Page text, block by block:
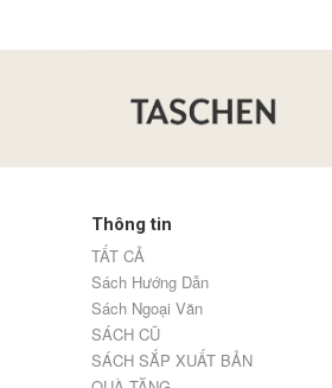
Thông tin
TẤT CẢ
Sách Hướng Dẫn
Sách Ngoại Văn
SÁCH CŨ
SÁCH SẮP XUẤT BẢN